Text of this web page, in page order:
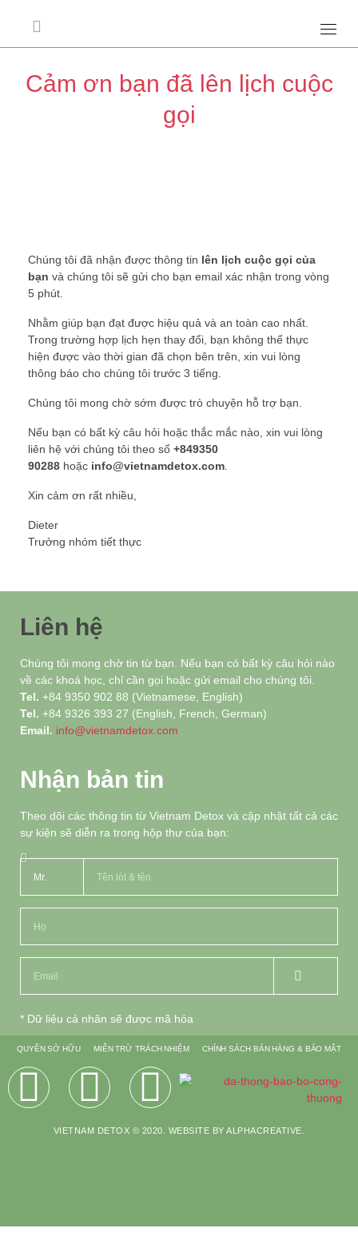
Cảm ơn bạn đã lên lịch cuộc
gọi
Chúng tôi đã nhận được thông tin lên lịch cuộc gọi của
bạn và chúng tôi sẽ gửi cho bạn email xác nhận trong vòng
5 phút.
Nhằm giúp bạn đạt được hiệu quả và an toàn cao nhất.
Trong trường hợp lịch hẹn thay đổi, bạn không thể thực
hiện được vào thời gian đã chọn bên trên, xin vui lòng
thông báo cho chúng tôi trước 3 tiếng.
Chúng tôi mong chờ sớm được trò chuyện hỗ trợ bạn.
Nếu bạn có bất kỳ câu hỏi hoặc thắc mắc nào, xin vui lòng
liên hệ với chúng tôi theo số +849350
90288 hoặc info@vietnamdetox.com
Xin cảm ơn rất nhiều,
Dieter
Trưởng nhóm tiết thực
Liên hệ
Chúng tôi mong chờ tin từ bạn. Nếu bạn có bất kỳ câu hỏi nào
về các khoá học, chỉ cần gọi hoặc gửi email cho chúng tôi.
Tel. +84 9350 902 88 (Vietnamese, English)
Tel. +84 9326 393 27 (English, French, German)
Email. info@vietnamdetox.com
Nhận bản tin
Theo dõi các thông tin từ Vietnam Detox và cập nhật tất cả các
sự kiện sẽ diễn ra trong hộp thư của bạn:
* Dữ liệu cá nhân sẽ được mã hóa
QUYỀN SỞ HỮU MIỄN TRỪ TRÁCH NHIỆM CHÍNH SÁCH BÁN HÀNG & BẢO MẬT
VIETNAM DETOX © 2020. WEBSITE BY ALPHACREATIVE.